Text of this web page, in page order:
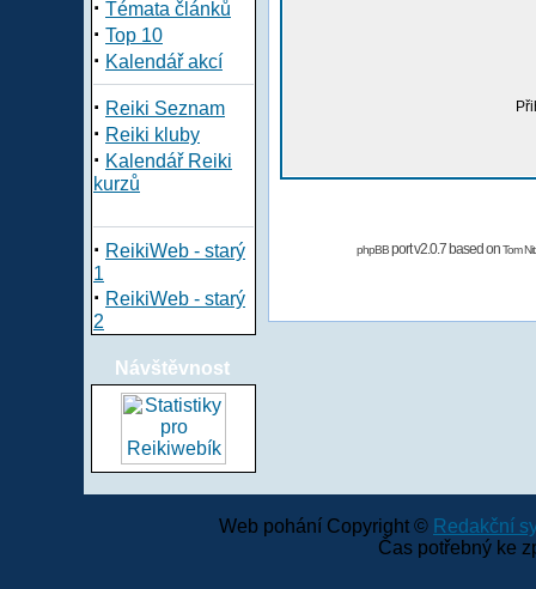
· Témata článků
· Top 10
· Kalendář akcí
· Reiki Seznam
· Reiki kluby
· Kalendář Reiki
kurzů
· ReikiWeb - starý
1
· ReikiWeb - starý
2
Návštěvnost
phpBBport v2.0.7 based onTom
Web pohání Copyright © Redakční
Čas potřebný ke